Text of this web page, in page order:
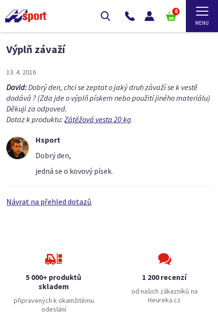
0
Výplň závaží
13. 4. 2016
David:Dobrý den, chci se zeptat o jaký druh závaží se k vestě
dodává ? (Zda jde o výplň pískem nebo použití jiného materiálu)
Děkuji za odpoved.
Dotaz k produktu:Zátěžová vesta 20 kg
Hsport
Dobrý den,
jedná se o kovový písek.
Návrat na přehled dotazů
5 000+ produktů
skladem
připravených k okamžitému
odeslání
1 200 recenzí
od našich zákazníků na
Heureka.cz